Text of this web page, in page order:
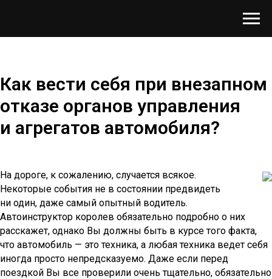
Как вести себя при внезапном
отказе органов управления
и агрегатов автомобиля?
На дороге, к сожалению, случается всякое.
Некоторые события не в состоянии предвидеть
ни один, даже самый опытный водитель.
Автоинструктор королев обязательно подробно о них
расскажет, однако Вы должны быть в курсе того факта,
что автомобиль — это техника, а любая техника ведет себя
иногда просто непредсказуемо. Даже если перед
поездкой Вы все проверили очень тщательно, обязательно